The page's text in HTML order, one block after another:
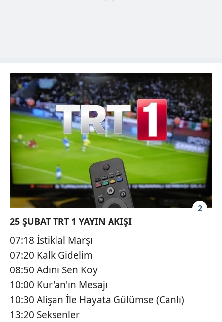
2
25 ŞUBAT TRT 1 YAYIN AKIŞI
07:18 İstiklal Marşı
07:20 Kalk Gidelim
08:50 Adını Sen Koy
10:00 Kur'an'ın Mesajı
10:30 Alişan İle Hayata Gülümse (Canlı)
13:20 Seksenler